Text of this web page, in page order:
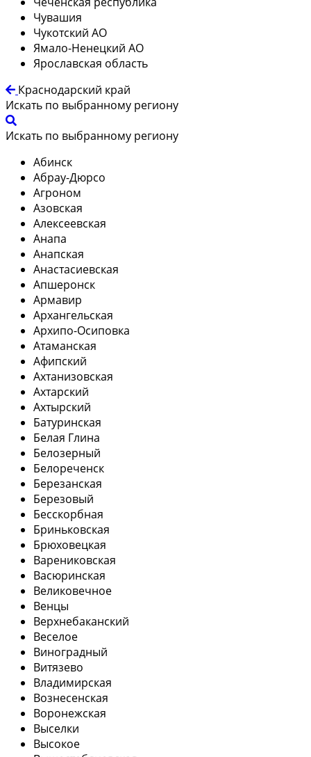
Чувашия
Чукотский АО
Ямало-Ненецкий АО
Ярославская область
Краснодарский край
Искать по выбранному региону
Искать по выбранному региону
Абинск
Абрау-Дюрсо
Агроном
Азовская
Алексеевская
Анапа
Анапская
Анастасиевская
Апшеронск
Армавир
Архангельская
Архипо-Осиповка
Атаманская
Афипский
Ахтанизовская
Ахтарский
Ахтырский
Батуринская
Белая Глина
Белозерный
Белореченск
Березанская
Березовый
Бесскорбная
Бриньковская
Брюховецкая
Варениковская
Васюринская
Великовечное
Венцы
Верхнебаканский
Веселое
Виноградный
Витязево
Владимирская
Вознесенская
Воронежская
Выселки
Высокое